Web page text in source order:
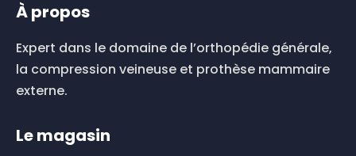
À propos
Expert dans le domaine de l’orthopédie générale,
la compression veineuse et prothèse mammaire
externe.
Le magasin